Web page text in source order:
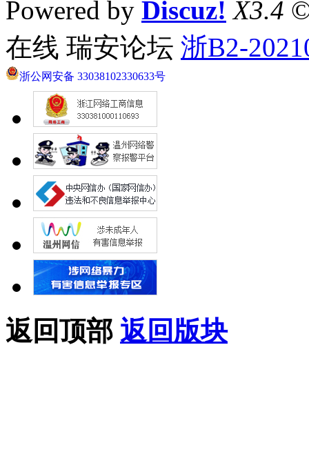
Powered by Discuz! X3.4
在线 瑞安论坛 浙B2-
浙公网安备 33038102330633号
返回顶部 返回版块